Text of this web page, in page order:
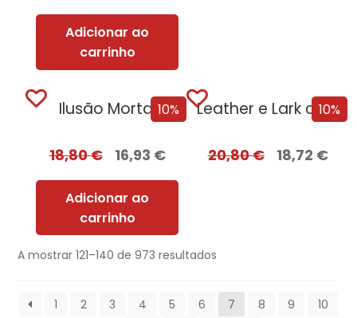
Adicionar ao
carrinho
10%
Ilusão Mortal
18,80€ 16,93 €
Adicionar ao
carrinho
10%
Leather e Lark com EDGES
20,80€ 18,72 €
A mostrar 121–140 de 973 resultados
1 2 3 4 5 6 7 8 9
10